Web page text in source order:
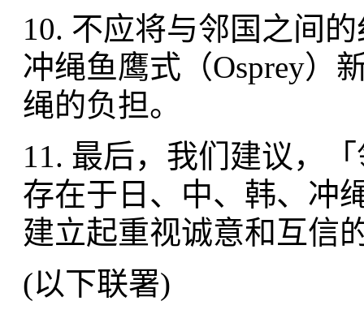
10. 不应将与邻国之间
冲绳鱼鹰式（Osprey）
绳的负担。
11. 最后，我们建议，
存在于日、中、韩、冲
建立起重视诚意和互信
(以下联署)